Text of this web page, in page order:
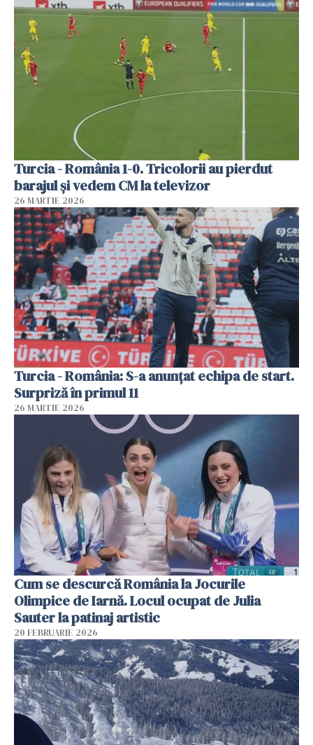
Turcia - România 1-0. Tricolorii au pierdut
barajul și vedem CM la televizor
26 MARTIE 2026
Turcia - România: S-a anunțat echipa de start.
Surpriză în primul 11
26 MARTIE 2026
Cum se descurcă România la Jocurile
Olimpice de Iarnă. Locul ocupat de Julia
Sauter la patinaj artistic
20 FEBRUARIE 2026